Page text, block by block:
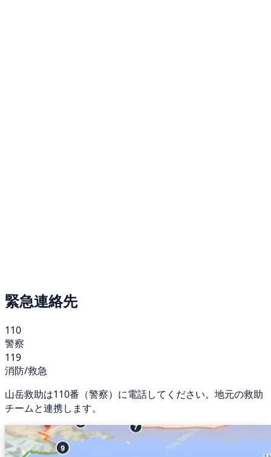
緊急連絡先
110
警察
119
消防/救急
山岳救助は110番（警察）に電話してください。地元の救助
チームと連携します。